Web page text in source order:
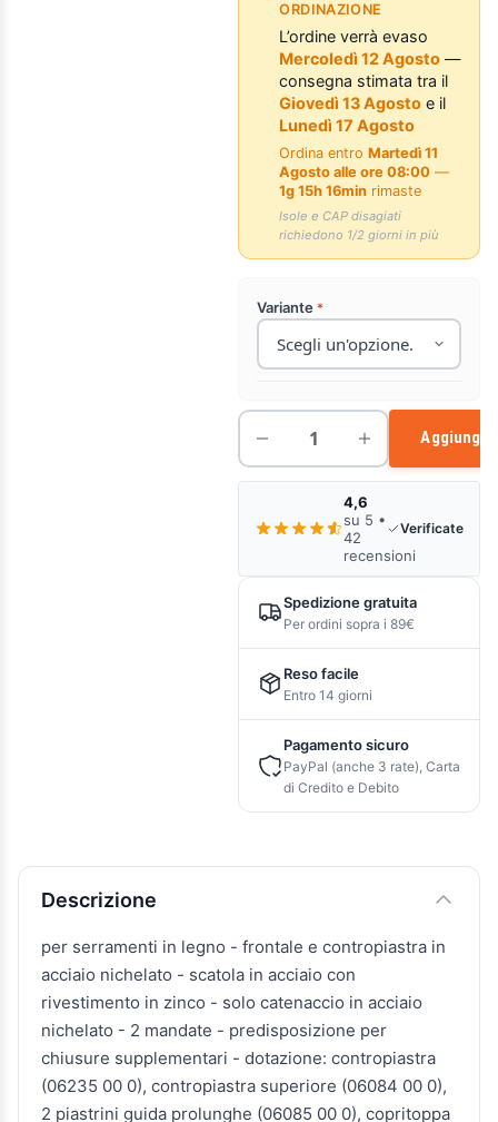
ORDINAZIONE
L’ordine verrà evaso
Mercoledì 12 Agosto —
consegna stimata tra il
Giovedì 13 Agosto e il
Lunedì 17 Agosto
Ordina entroMartedì 11
Agosto alle ore 08:00 —
1g 15h 16min rimaste
Isole e CAP disagiati
richiedono 1/2 giorni in più
Variante
Aggiungi
4,6
su 5 •
42
recensioni
Verificate
Spedizione gratuita
Per ordini sopra i 89€
Reso facile
Entro 14 giorni
Pagamento sicuro
PayPal (anche 3 rate), Carta
di Credito e Debito
Descrizione e caratteristiche
Descrizione
per serramenti in legno - frontale e contropiastra in
acciaio nichelato - scatola in acciaio con
rivestimento in zinco - solo catenaccio in acciaio
nichelato - 2 mandate - predisposizione per
chiusure supplementari - dotazione: contropiastra
(06235 00 0), contropiastra superiore (06084 00 0),
2 piastrini guida prolunghe (06085 00 0), copritoppa